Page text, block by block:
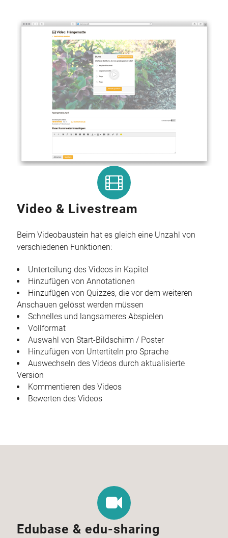
Video & Livestream
Beim Videobaustein hat es gleich eine Unzahl von
verschiedenen Funktionen:
Unterteilung des Videos in Kapitel
Hinzufügen von Annotationen
Hinzufügen von Quizzes, die vor dem weiteren
Anschauen gelösst werden müssen
Schnelles und langsameres Abspielen
Vollformat
Auswahl von Start-Bildschirm / Poster
Hinzufügen von Untertiteln pro Sprache
Auswechseln des Videos durch aktualisierte
Version
Kommentieren des Videos
Bewerten des Videos
Edubase & edu-sharing